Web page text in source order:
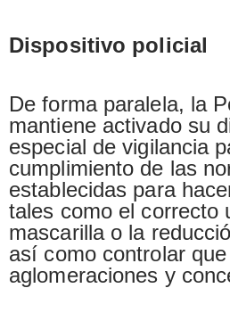
Dispositivo policial
De forma paralela, la
mantiene activado su
especial de vigilancia
cumplimiento de las
establecidas para
tales como el correcto
mascarilla o la
así como controlar
aglomeraciones y